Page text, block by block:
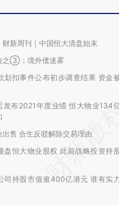
财新周刊｜中国恒大清盘始末
之③：境外债迷雾
划扣事件公布初步调查结果 资金
发布2021年度业绩 恒大物业134
售 合生反驳解除交易理由
盘恒大物业股权 此前战略投资持
司持股市值逾400亿港元 谁有实力